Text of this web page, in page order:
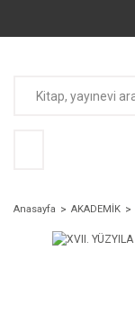
Anasayfa AKADEMİK